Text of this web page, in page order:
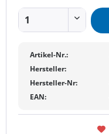
Artikel-Nr.:
Hersteller:
Hersteller-Nr:
EAN: